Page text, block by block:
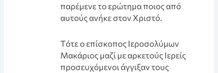
παρέμενε το ερώτημα ποιος από
αυτούς ανήκε στον Χριστό.
Tότε ο επίσκοπος Ιεροσολύμων
Μακάριος μαζί με αρκετούς Ιερείς
προσευχόμενοι άγγιξαν τους